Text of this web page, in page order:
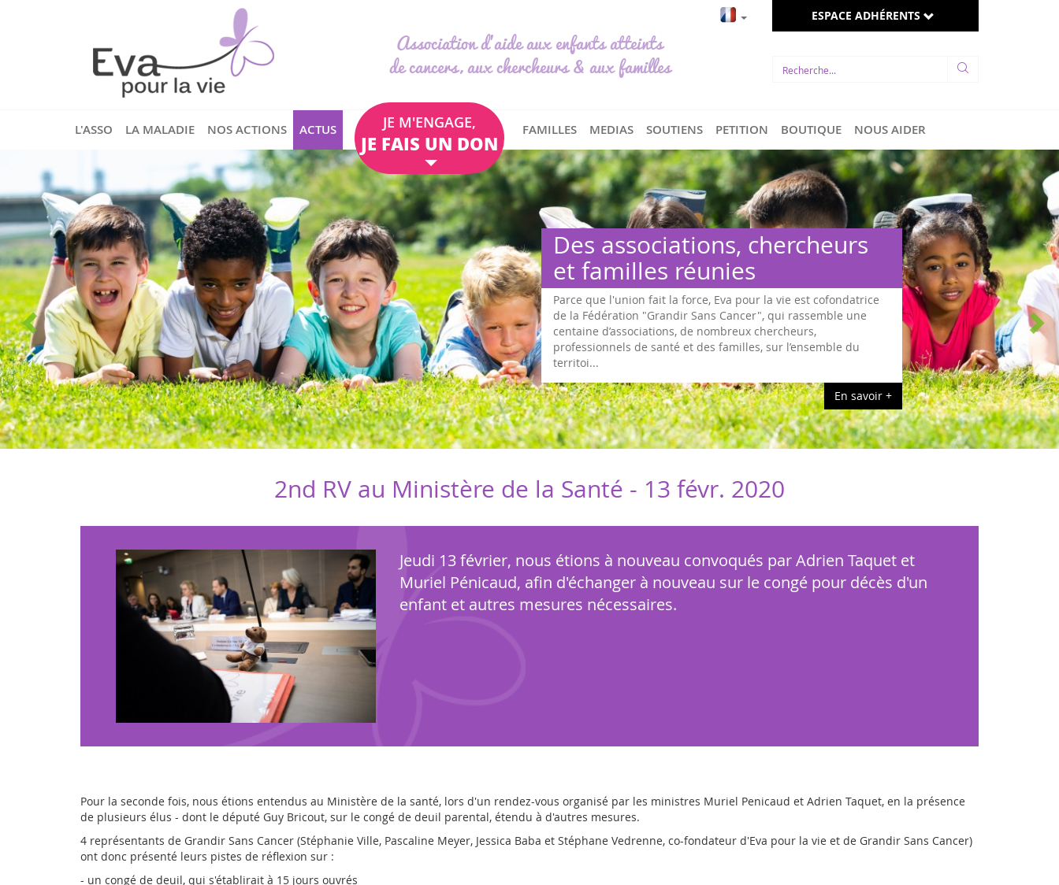
Association d'aide aux enfants atteints
de cancers, aux chercheurs & aux familles
ESPACE ADHÉRENTS
L'ASSO LA MALADIE NOS ACTIONS ACTUS JE M'ENGAGE,
JE FAIS UN DON
FAMILLES MEDIAS SOUTIENS PETITION BOUTIQUE NOUS AIDER
Des associations, chercheurs
et familles réunies
Parce que l'union fait la force, Eva pour la vie est cofondatrice
de la Fédération "Grandir Sans Cancer", qui rassemble une
centaine d’associations, de nombreux chercheurs,
professionnels de santé et des familles, sur l’ensemble du
territoi...
En savoir +
2nd RV au Ministère de la Santé - 13 févr. 2020
Jeudi 13 février, nous étions à nouveau convoqués par Adrien Taquet et
Muriel Pénicaud, afin d'échanger à nouveau sur le congé pour décès d'un
enfant et autres mesures nécessaires.
Pour la seconde fois, nous étions entendus au Ministère de la santé, lors d'un rendez-vous organisé par les ministres Muriel Penicaud et Adrien Taquet, en la présence
de plusieurs élus - dont le député Guy Bricout, sur le congé de deuil parental, étendu à d'autres mesures.
4 représentants de Grandir Sans Cancer (Stéphanie Ville, Pascaline Meyer, Jessica Baba et Stéphane Vedrenne, co-fondateur d'Eva pour la vie et de Grandir Sans Cancer)
ont donc présenté leurs pistes de réflexion sur :
- un congé de deuil, qui s'établirait à 15 jours ouvrés